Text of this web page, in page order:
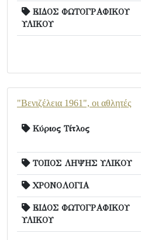
ΕΙΔΟΣ ΦΩΤΟΓΡΑΦΙΚΟΥ
ΥΛΙΚΟΥ
"Βενιζέλεια 1961", οι αθλητές
Κύριος Τίτλος
ΤΟΠΟΣ ΛΗΨΗΣ ΥΛΙΚΟΥ
ΧΡΟΝΟΛΟΓΙΑ
ΕΙΔΟΣ ΦΩΤΟΓΡΑΦΙΚΟΥ
ΥΛΙΚΟΥ